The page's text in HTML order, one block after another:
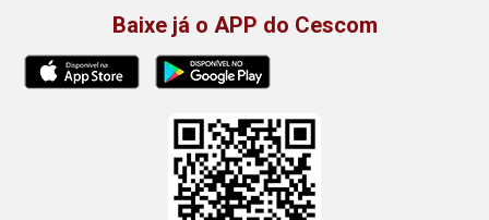
Baixe já o APP do Cescom